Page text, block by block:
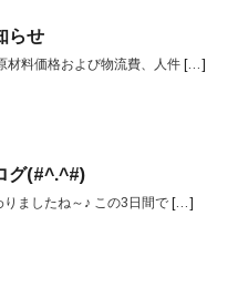
らせ
材料価格および物流費、人件 […]
グ(#^.^#)
ましたね～♪ この3日間で […]